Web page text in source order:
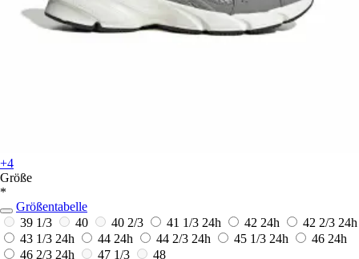
+4
Größe
*
Größentabelle
39 1/3
40 40 2/3 41 1/3 24h 42 24h 42 2/3 24h
43 1/3 24h 44 24h 44 2/3 24h 45 1/3 24h 46 24h
46 2/3 24h 47 1/3
48